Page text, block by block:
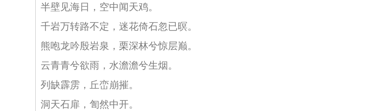
半壁见海日，空中闻天鸡。
千岩万转路不定，迷花倚石忽已暝。
熊咆龙吟殷岩泉，栗深林兮惊层巅。
云青青兮欲雨，水澹澹兮生烟。
列缺霹雳，丘峦崩摧。
洞天石扉，訇然中开。